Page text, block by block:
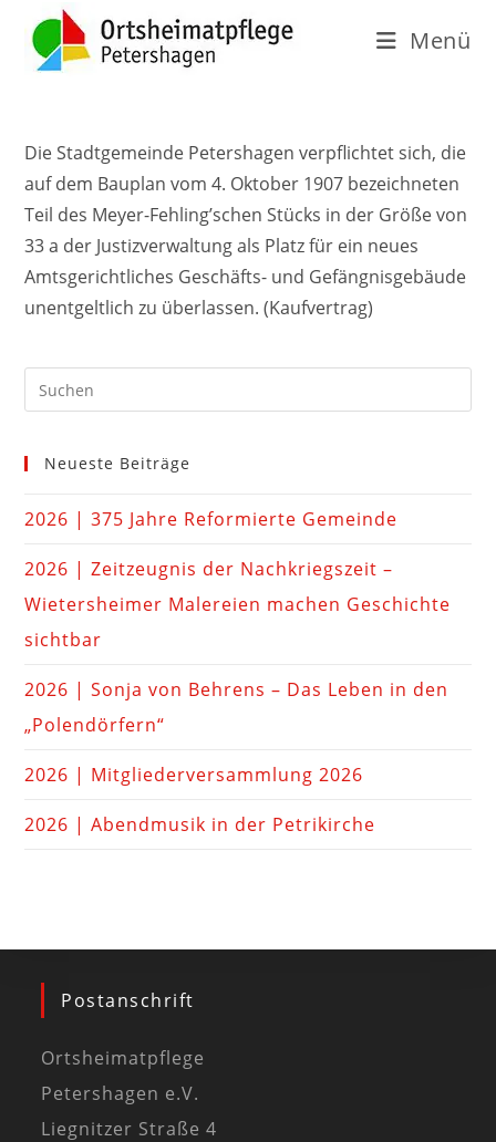
Menü
Die Stadtgemeinde Petershagen verpflichtet sich, die
auf dem Bauplan vom 4. Oktober 1907 bezeichneten
Teil des Meyer-Fehling’schen Stücks in der Größe von
33 a der Justizverwaltung als Platz für ein neues
Amtsgerichtliches Geschäfts- und Gefängnisgebäude
unentgeltlich zu überlassen. (Kaufvertrag)
Neueste Beiträge
2026 | 375 Jahre Reformierte Gemeinde
2026 | Zeitzeugnis der Nachkriegszeit –
Wietersheimer Malereien machen Geschichte
sichtbar
2026 | Sonja von Behrens – Das Leben in den
„Polendörfern“
2026 | Mitgliederversammlung 2026
2026 | Abendmusik in der Petrikirche
Postanschrift
Ortsheimatpflege
Petershagen e.V.
Liegnitzer Straße 4